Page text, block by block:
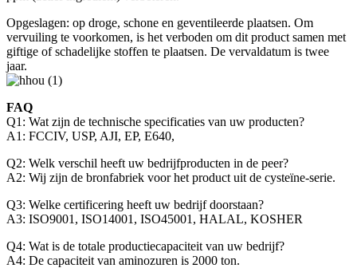
Opgeslagen: op droge, schone en geventileerde plaatsen. Om
vervuiling te voorkomen, is het verboden om dit product samen met
giftige of schadelijke stoffen te plaatsen. De vervaldatum is twee
jaar.
FAQ
Q1: Wat zijn de technische specificaties van uw producten?
A1: FCCIV, USP, AJI, EP, E640,
Q2: Welk verschil heeft uw bedrijfproducten in de peer?
A2: Wij zijn de bronfabriek voor het product uit de cysteïne-serie.
Q3: Welke certificering heeft uw bedrijf doorstaan?
A3: ISO9001, ISO14001, ISO45001, HALAL, KOSHER
Q4: Wat is de totale productiecapaciteit van uw bedrijf?
A4: De capaciteit van aminozuren is 2000 ton.